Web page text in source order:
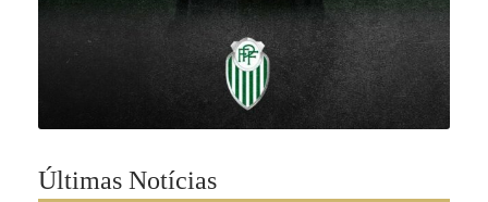
Últimas Notícias